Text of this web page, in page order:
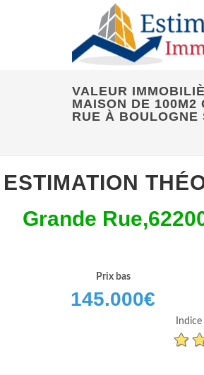
VALEUR
MAISON DE 100M2
RUE À BOULOGNE
ESTIMATION
Grande
Prix bas
145.000€